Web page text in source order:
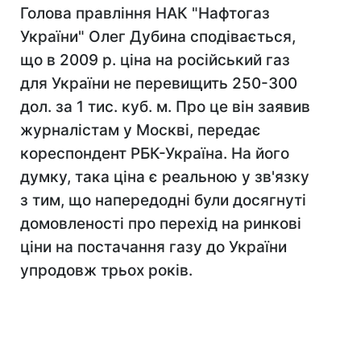
Голова правління НАК "Нафтогаз
України" Олег Дубина сподівається,
що в 2009 р. ціна на російський газ
для України не перевищить 250-300
дол. за 1 тис. куб. м. Про це він заявив
журналістам у Москві, передає
кореспондент РБК-Україна. На його
думку, така ціна є реальною у зв'язку
з тим, що напередодні були досягнуті
домовленості про перехід на ринкові
ціни на постачання газу до України
упродовж трьох років.